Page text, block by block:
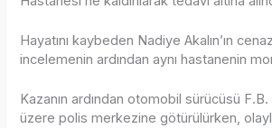
Hayatını kaybeden Nadiye Akalın’ın
incelemenin ardından aynı hastanenin
Kazanın ardından otomobil sürücüsü
üzere polis merkezine götürülürken,